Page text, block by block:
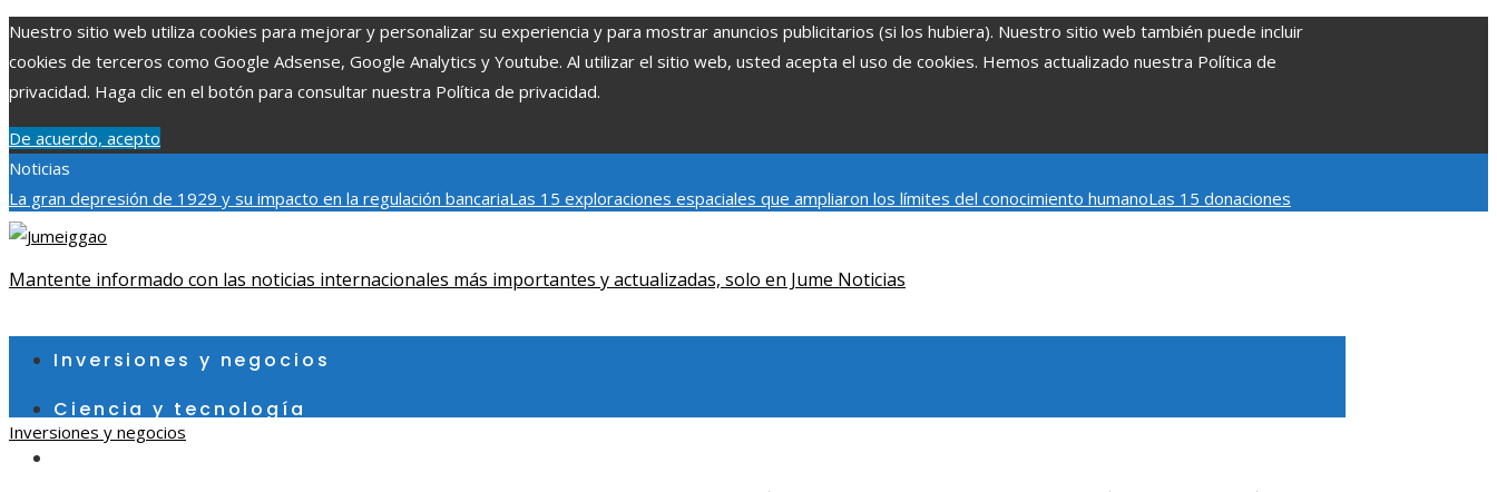
Nuestro sitio web utiliza cookies para mejorar y personalizar su experiencia y para mostrar anuncios publicitarios (si los hubiera). Nuestro sitio web también puede incluir
cookies de terceros como Google Adsense, Google Analytics y Youtube. Al utilizar el sitio web, usted acepta el uso de cookies. Hemos actualizado nuestra Política de
privacidad. Haga clic en el botón para consultar nuestra Política de privacidad.
De acuerdo, acepto
Noticias
La gran depresión de 1929 y su impacto en la regulación bancariaLas 15 exploraciones espaciales que ampliaron los límites del conocimiento humanoLas 15 donaciones
individuales más grandes y su impacto en la ciencia y tecnología
jueves, agosto 6
Mantente informado con las noticias internacionales más importantes y actualizadas, solo en Jume Noticias
Inversiones y negocios
Ciencia y tecnología
Inversiones y negocios